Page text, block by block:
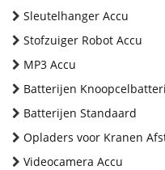
Sleutelhanger Accu
Stofzuiger Robot Accu
MP3 Accu
Batterijen
Batterijen Standaard
Opladers voor Kranen
Videocamera Accu